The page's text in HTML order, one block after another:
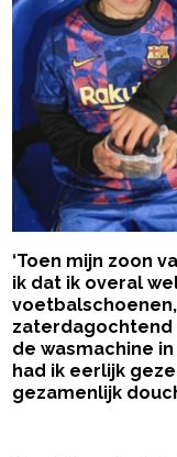
‘Toen mijn zoon
ik dat ik overal
de wasmachine
had ik eerlijk
gezamenlijk